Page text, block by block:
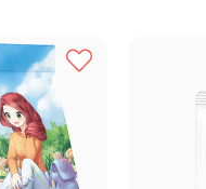
кальция/фосфора 1,5 %,